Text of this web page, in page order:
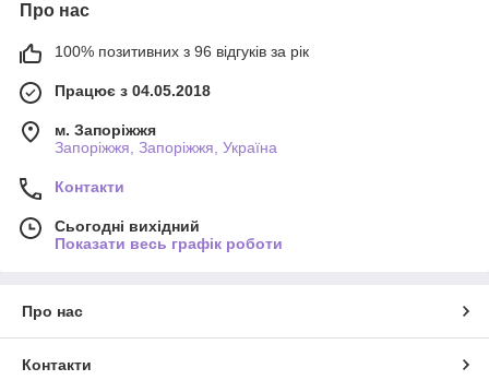
Про нас
100% позитивних з 96 відгуків за рік
Працює з 04.05.2018
м. Запоріжжя
Запоріжжя, Запоріжжя, Україна
Контакти
Сьогодні вихідний
Показати весь графік роботи
Про нас
Контакти